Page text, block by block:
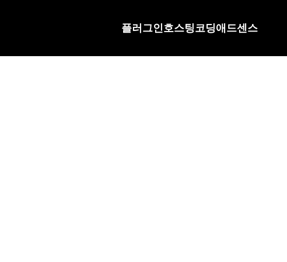
플러그인호스팅코딩애드센스